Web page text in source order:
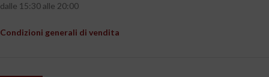
dalle 15:30 alle 20:00
Condizioni generali di vendita